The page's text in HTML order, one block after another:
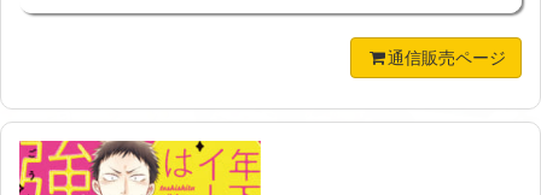
通信販売ページ